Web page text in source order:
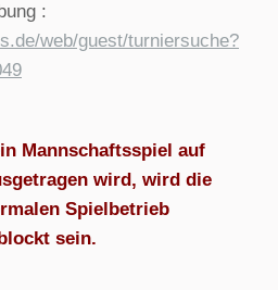
:
web/guest/turniersuche?
Mannschaftsspiel auf
wird, wird die
Spielbetrieb
sein.